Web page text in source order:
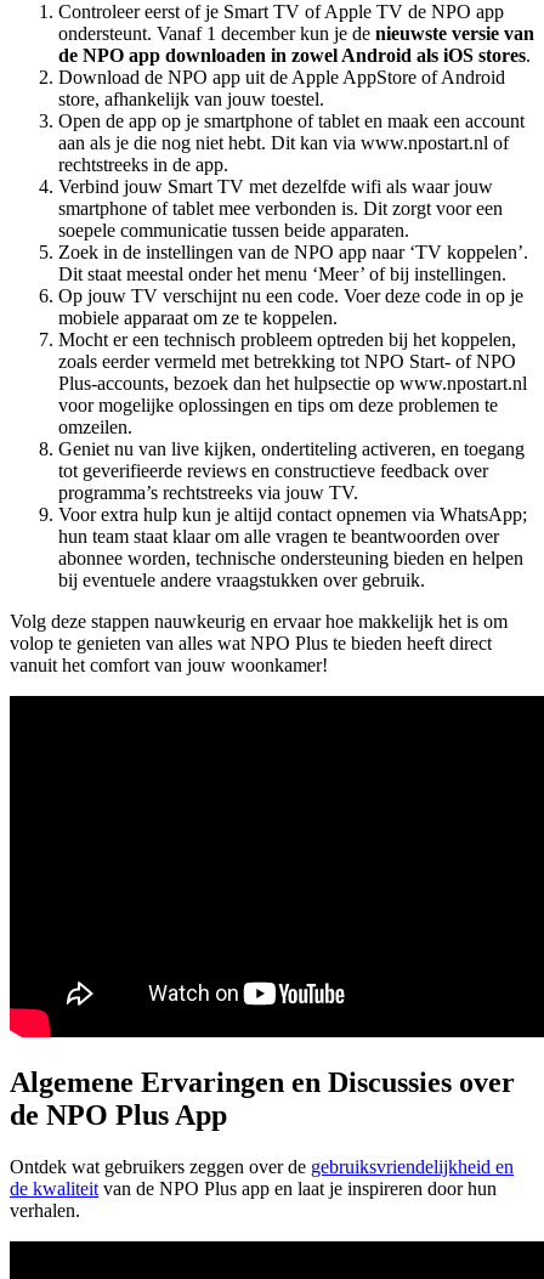
Controleer eerst of je Smart TV of Apple TV de NPO app
ondersteunt. Vanaf 1 december kun je de nieuwste versie van
de NPO app downloaden in zowel Android als iOS stores.
Download de NPO app uit de Apple AppStore of Android
store, afhankelijk van jouw toestel.
Open de app op je smartphone of tablet en maak een account
aan als je die nog niet hebt. Dit kan via www.npostart.nl of
rechtstreeks in de app.
Verbind jouw Smart TV met dezelfde wifi als waar jouw
smartphone of tablet mee verbonden is. Dit zorgt voor een
soepele communicatie tussen beide apparaten.
Zoek in de instellingen van de NPO app naar ‘TV koppelen’.
Dit staat meestal onder het menu ‘Meer’ of bij instellingen.
Op jouw TV verschijnt nu een code. Voer deze code in op je
mobiele apparaat om ze te koppelen.
Mocht er een technisch probleem optreden bij het koppelen,
zoals eerder vermeld met betrekking tot NPO Start- of NPO
Plus-accounts, bezoek dan het hulpsectie op www.npostart.nl
voor mogelijke oplossingen en tips om deze problemen te
omzeilen.
Geniet nu van live kijken, ondertiteling activeren, en toegang
tot geverifieerde reviews en constructieve feedback over
programma’s rechtstreeks via jouw TV.
Voor extra hulp kun je altijd contact opnemen via WhatsApp;
hun team staat klaar om alle vragen te beantwoorden over
abonnee worden, technische ondersteuning bieden en helpen
bij eventuele andere vraagstukken over gebruik.
Volg deze stappen nauwkeurig en ervaar hoe makkelijk het is om
volop te genieten van alles wat NPO Plus te bieden heeft direct
vanuit het comfort van jouw woonkamer!
Algemene Ervaringen en Discussies over
de NPO Plus App
Ontdek wat gebruikers zeggen over de gebruiksvriendelijkheid en
de kwaliteit van de NPO Plus app en laat je inspireren door hun
verhalen.